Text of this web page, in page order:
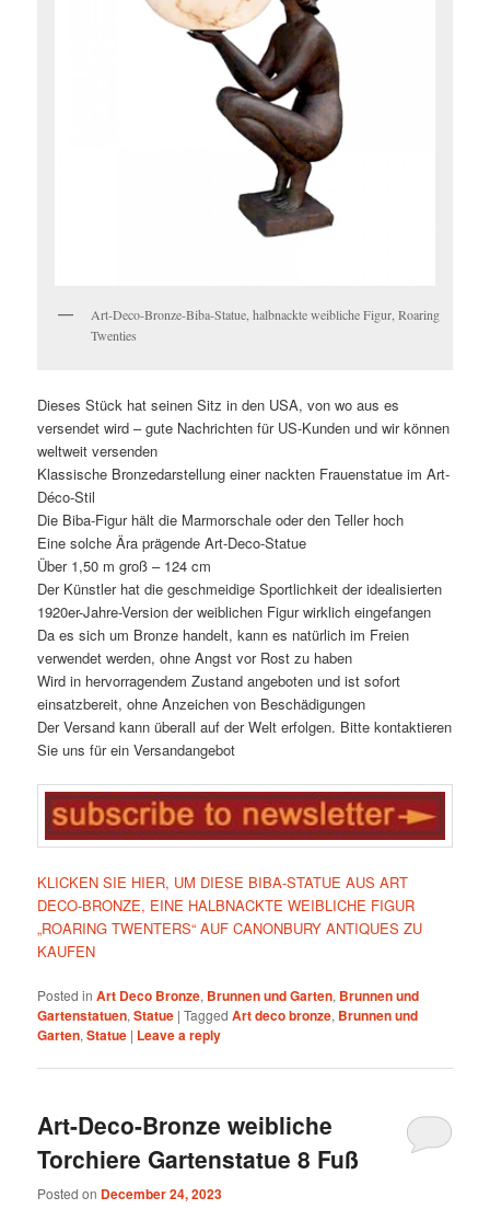
Art-Deco-Bronze-Biba-Statue, halbnackte weibliche Figur, Roaring
Twenties
Dieses Stück hat seinen Sitz in den USA, von wo aus es
versendet wird – gute Nachrichten für US-Kunden und wir können
weltweit versenden
Klassische Bronzedarstellung einer nackten Frauenstatue im Art-
Déco-Stil
Die Biba-Figur hält die Marmorschale oder den Teller hoch
Eine solche Ära prägende Art-Deco-Statue
Über 1,50 m groß – 124 cm
Der Künstler hat die geschmeidige Sportlichkeit der idealisierten
1920er-Jahre-Version der weiblichen Figur wirklich eingefangen
Da es sich um Bronze handelt, kann es natürlich im Freien
verwendet werden, ohne Angst vor Rost zu haben
Wird in hervorragendem Zustand angeboten und ist sofort
einsatzbereit, ohne Anzeichen von Beschädigungen
Der Versand kann überall auf der Welt erfolgen. Bitte kontaktieren
Sie uns für ein Versandangebot
KLICKEN SIE HIER, UM DIESE BIBA-STATUE AUS ART
DECO-BRONZE, EINE HALBNACKTE WEIBLICHE FIGUR
„ROARING TWENTERS“ AUF CANONBURY ANTIQUES ZU
KAUFEN
Posted in Art Deco Bronze, Brunnen und Garten, Brunnen und
Gartenstatuen,Statue |Tagged Art deco bronze, Brunnen und
Garten,Statue | Leave a reply
Art-Deco-Bronze weibliche
Torchiere Gartenstatue 8 Fuß
Posted on December 24, 2023